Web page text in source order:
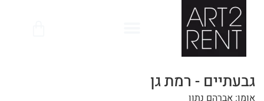
גבעתיים - רמת גן
אומן: אברהם נתון